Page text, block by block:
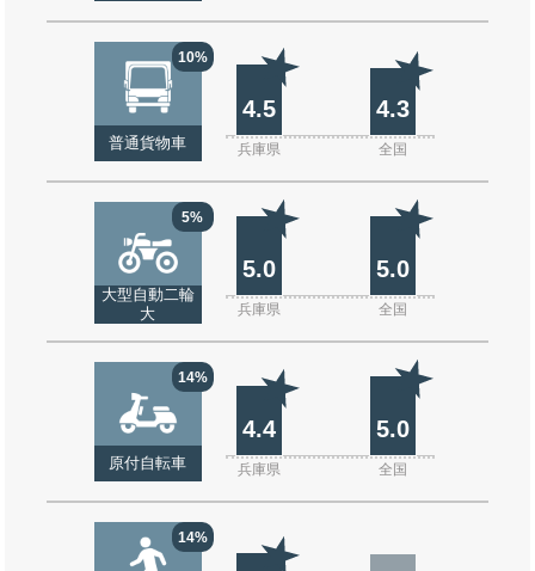
10%
普通貨物車
4.5 4.3
兵庫県 全国
5%
大型自動二輪
大
5.0 5.0
兵庫県 全国
14%
原付自転車
4.4 5.0
兵庫県 全国
14%